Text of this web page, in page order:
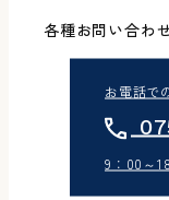
各種お問い合わ
お電話で
9：00～